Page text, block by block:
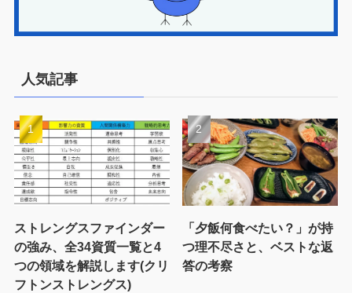
人気記事
ストレングスファインダー
の強み、全34資質一覧と4
つの領域を解説します(クリ
フトンストレングス)
「夕飯何食べたい？」が持
つ理不尽さと、ベストな返
答の考察